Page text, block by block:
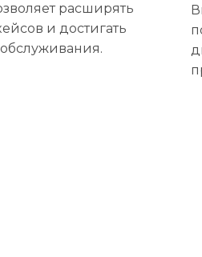
расширять
и достигать